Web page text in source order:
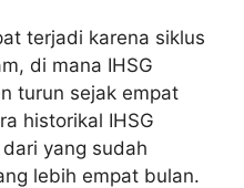
terjadi karena siklus
di mana IHSG
turun sejak empat
historikal IHSG
yang sudah
lebih empat bulan.